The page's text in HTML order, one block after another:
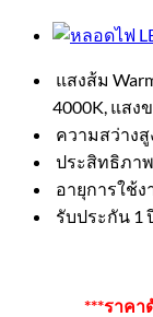
แสงส้ม
4000K, แสง
ความสว่างสู
ประสิทธิภา
อายุการใช้ง
รับประกัน 1
***ราคา